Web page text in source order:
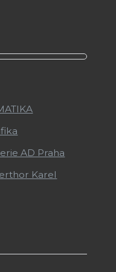
AD Praha
Karel